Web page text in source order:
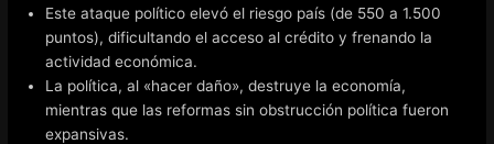
Este ataque político elevó el riesgo país (de 550 a 1.500
puntos), dificultando el acceso al crédito y frenando la
actividad económica.
La política, al «hacer daño», destruye la economía,
mientras que las reformas sin obstrucción política fueron
expansivas.